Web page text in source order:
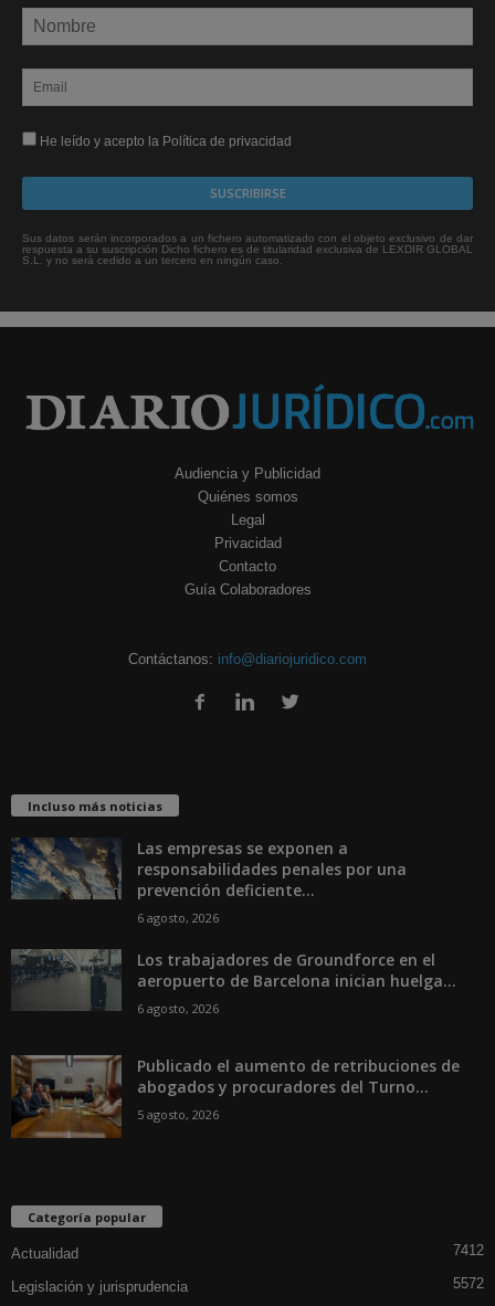
He leído y acepto la Política de privacidad
Sus datos serán incorporados a un fichero automatizado con el objeto exclusivo de dar
respuesta a su suscripción Dicho fichero es de titularidad exclusiva de LEXDIR GLOBAL
S.L. y no será cedido a un tercero en ningún caso.
Audiencia y Publicidad
Quiénes somos
Legal
Privacidad
Contacto
Guía Colaboradores
Contáctanos: info@diariojuridico.com
Incluso más noticias
Las empresas se exponen a
responsabilidades penales por una
prevención deficiente...
6 agosto, 2026
Los trabajadores de Groundforce en el
aeropuerto de Barcelona inician huelga...
6 agosto, 2026
Publicado el aumento de retribuciones de
abogados y procuradores del Turno...
5 agosto, 2026
Categoría popular
Actualidad 7412
Legislación y jurisprudencia 5572